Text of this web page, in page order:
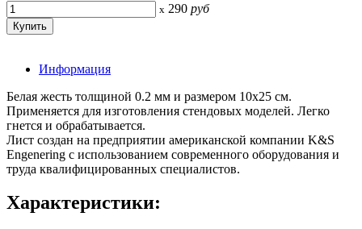
x 290 руб
Информация
Белая жесть толщиной 0.2 мм и размером 10х25 см.
Применяется для изготовления стендовых моделей. Легко
гнется и обрабатывается.
Лист создан на предприятии американской компании K&S
Engenering с использованием современного оборудования и
труда квалифицированных специалистов.
Характеристики: